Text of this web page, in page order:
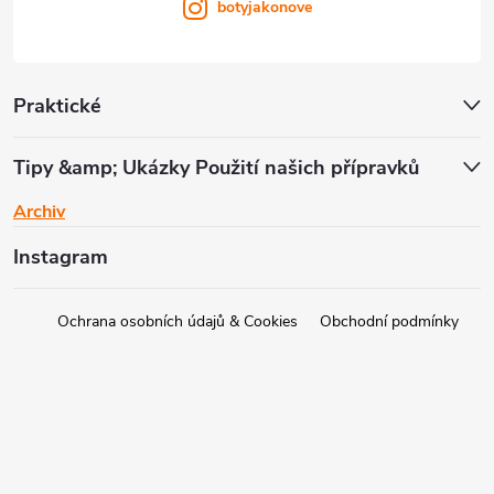
Praktické
Tipy &amp; Ukázky Použití našich přípravků
Archiv
botyjakonove
Instagram
Ochrana osobních údajů & Cookies Obchodní podmínky